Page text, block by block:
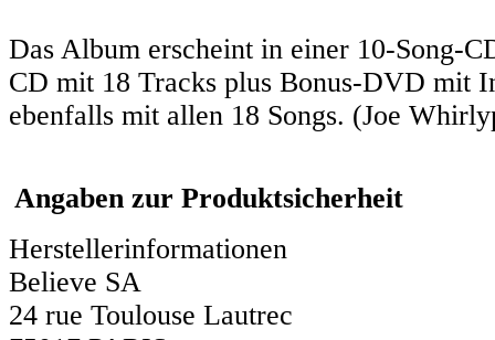
Das Album erscheint in einer 10-Song-
CD mit 18 Tracks plus Bonus-DVD mit
ebenfalls mit allen 18 Songs. (Joe
Angaben zur Produktsicherheit
Herstellerinformationen
Believe SA
24 rue Toulouse Lautrec